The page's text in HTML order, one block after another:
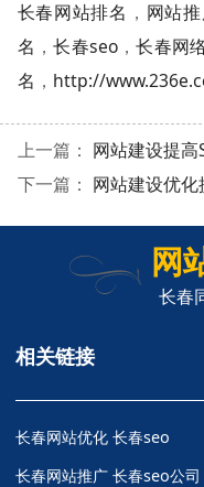
长春网站排名 ， 网站
名 ，长春seo，长春网
名 ， http://
上一篇： 网站建设提高
下一篇： 网站建设优
网
长春
相关链接
长春网站优化 长春seo
长春网站推广 长春seo公司